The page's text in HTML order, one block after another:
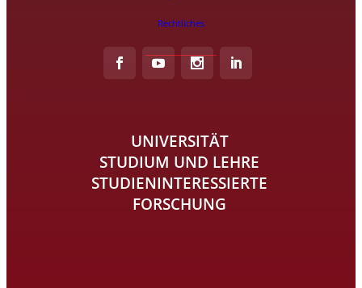
Rechtliches
UNIVERSITÄT
STUDIUM UND LEHRE
STUDIENINTERESSIERTE
FORSCHUNG